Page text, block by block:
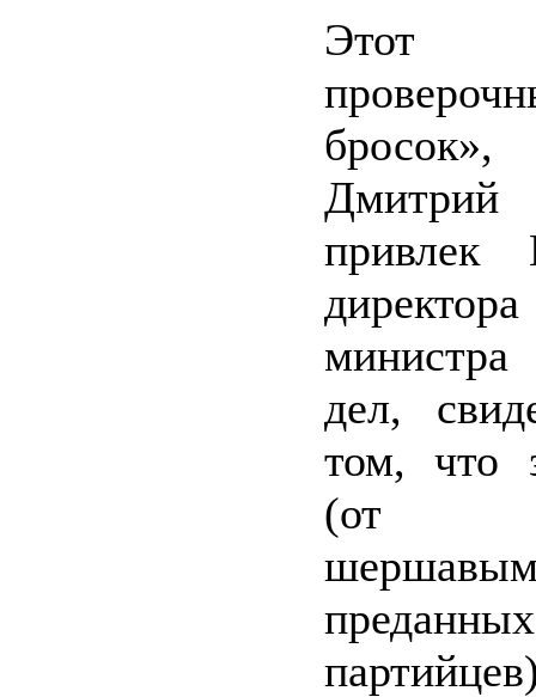
Этот
привлек
дел,
том, что
(от